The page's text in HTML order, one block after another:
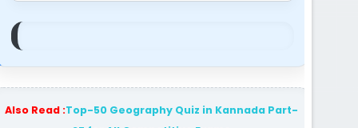
Also Read :Top-50 Geography Quiz in Kannada Part-